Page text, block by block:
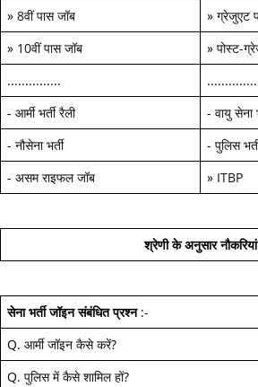
» 8वीं पास जॉब » ग्रेजुएट
» 10वीं पास जॉब » पोस्ट-
...............
- आर्मी भर्ती रैली - वायु सेना
- नौसेना भर्ती - पुलिस
- असम राइफल जॉब » ITBP
श्रेणी के अनुसार नौकरियां
सेना भर्ती जॉइन संबंधित प्रश्न:-
Q. आर्मी जॉइन कैसे करें?
Q. पुलिस में कैसे शामिल हों?